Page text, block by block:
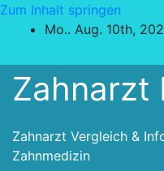
Zum Inhalt springen
Mo.. Aug. 10th,
Zahnarzt
Zahnarzt Vergleich &
Zahnmedizin